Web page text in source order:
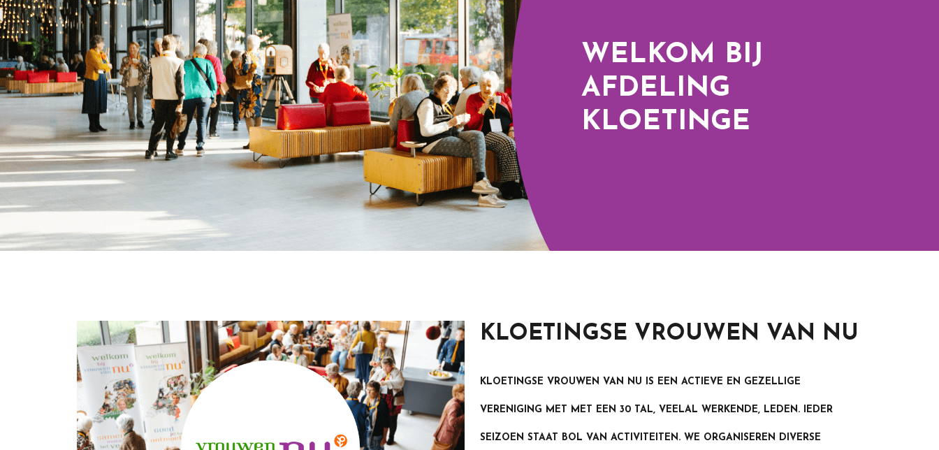
WELKOM BIJ
AFDELING
KLOETINGE
KLOETINGSE VROUWEN VAN NU
KLOETINGSE VROUWEN VAN NU IS EEN ACTIEVE EN GEZELLIGE
VERENIGING MET MET EEN 30 TAL, VEELAL WERKENDE, LEDEN. IEDER
SEIZOEN STAAT BOL VAN ACTIVITEITEN. WE ORGANISEREN DIVERSE